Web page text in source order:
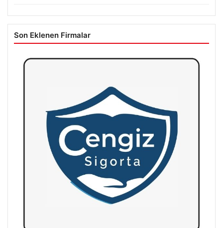
Son Eklenen Firmalar